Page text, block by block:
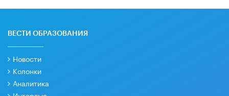
ВЕСТИ ОБРАЗОВАНИЯ
Новости
Колонки
Аналитика